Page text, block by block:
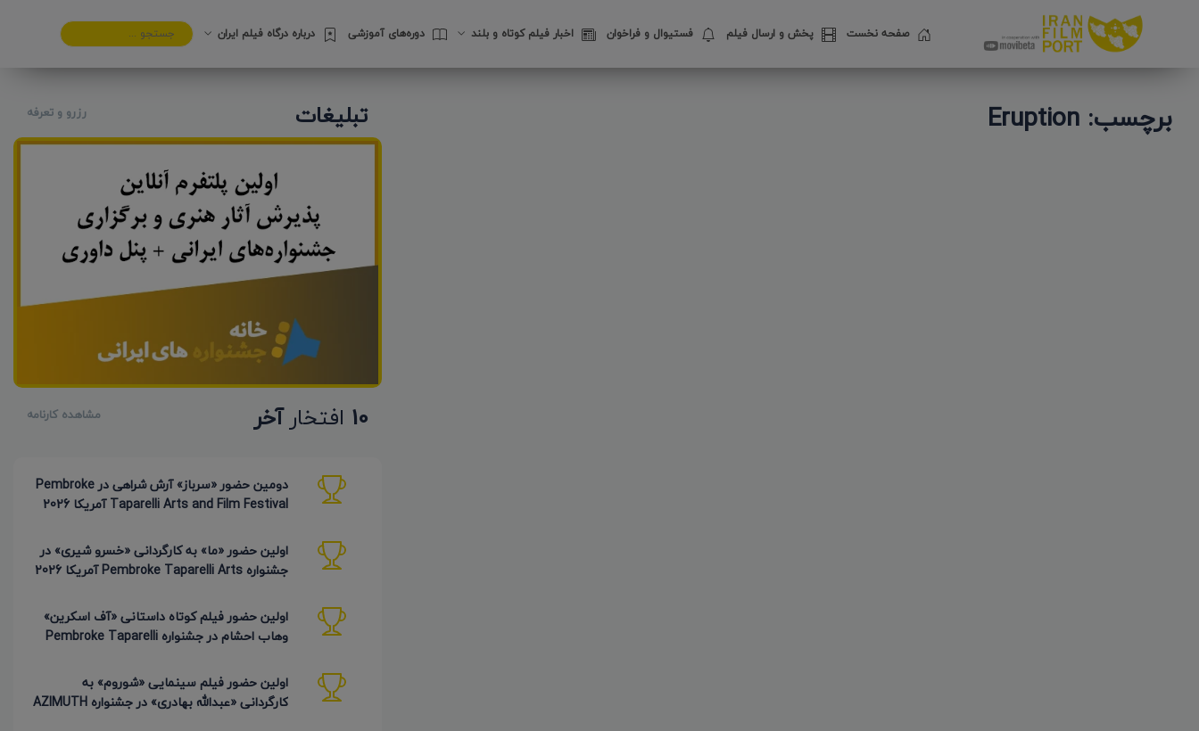
صفحه نخست پخش و ارسال فیلم فستیوال‌ و فراخوان اخبار فیلم کوتاه و بلند دوره‌های آموزشی درباره درگاه فیلم ایران
برچسب: Eruption تبلیغات رزرو و تعرفه
10 افتخارآخر مشاهده کارنامه
دومین حضور «سرباز» آرش شراهی در Pembroke
Taparelli Arts and Film Festival آمریکا 2026
اولین حضور «ما» به کارگردانی «خسرو شیری» در
جشنواره Pembroke Taparelli Arts آمریکا 2026
اولین حضور فیلم کوتاه داستانی «آف اسکرین»
وهاب احشام در جشنواره Pembroke Taparelli
اولین حضور فیلم سینمایی «شوروم» به
کارگردانی «عبدالله بهادری» در جشنواره AZIMUTH